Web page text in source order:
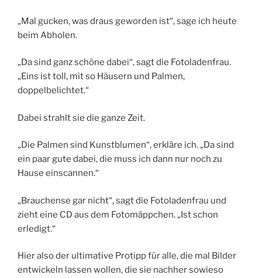
„Mal gucken, was draus geworden ist“, sage ich heute
beim Abholen.
„Da sind ganz schöne dabei“, sagt die Fotoladenfrau.
„Eins ist toll, mit so Häusern und Palmen,
doppelbelichtet.“
Dabei strahlt sie die ganze Zeit.
„Die Palmen sind Kunstblumen“, erkläre ich. „Da sind
ein paar gute dabei, die muss ich dann nur noch zu
Hause einscannen.“
„Brauchense gar nicht“, sagt die Fotoladenfrau und
zieht eine CD aus dem Fotomäppchen. „Ist schon
erledigt.“
Hier also der ultimative Protipp für alle, die mal Bilder
entwickeln lassen wollen, die sie nachher sowieso